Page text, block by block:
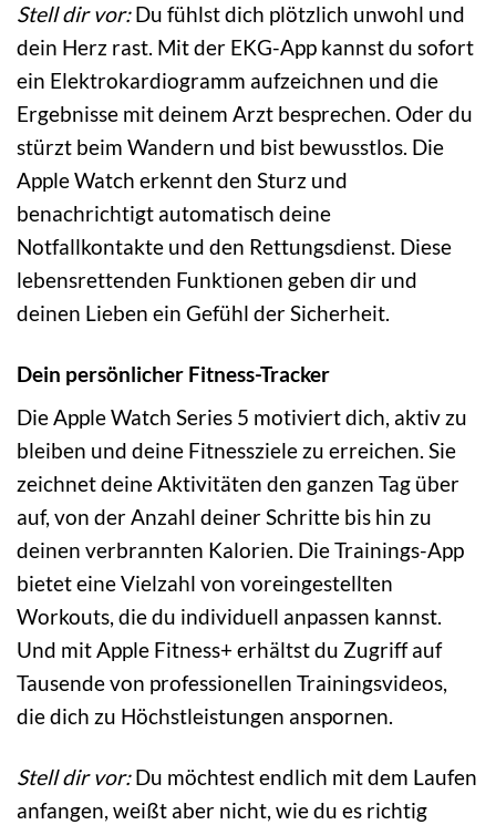
Stell dir vor:Du fühlst dich plötzlich unwohl und
dein Herz rast. Mit der EKG-App kannst du sofort
ein Elektrokardiogramm aufzeichnen und die
Ergebnisse mit deinem Arzt besprechen. Oder du
stürzt beim Wandern und bist bewusstlos. Die
Apple Watch erkennt den Sturz und
benachrichtigt automatisch deine
Notfallkontakte und den Rettungsdienst. Diese
lebensrettenden Funktionen geben dir und
deinen Lieben ein Gefühl der Sicherheit.
Dein persönlicher Fitness-Tracker
Die Apple Watch Series 5 motiviert dich, aktiv zu
bleiben und deine Fitnessziele zu erreichen. Sie
zeichnet deine Aktivitäten den ganzen Tag über
auf, von der Anzahl deiner Schritte bis hin zu
deinen verbrannten Kalorien. Die Trainings-App
bietet eine Vielzahl von voreingestellten
Workouts, die du individuell anpassen kannst.
Und mit Apple Fitness+ erhältst du Zugriff auf
Tausende von professionellen Trainingsvideos,
die dich zu Höchstleistungen anspornen.
Stell dir vor:Du möchtest endlich mit dem Laufen
anfangen, weißt aber nicht, wie du es richtig